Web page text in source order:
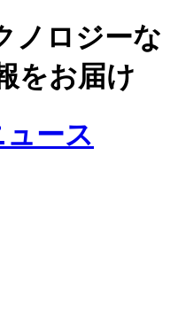
ノロジーな
をお届け